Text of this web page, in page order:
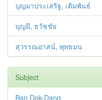
บุญมาประเสริฐ, เติมพันธ์
บุญมี, ธวัชชัย
สุวรรณอาสน์, พุทธมน
Subject
Ban Dok-Dang